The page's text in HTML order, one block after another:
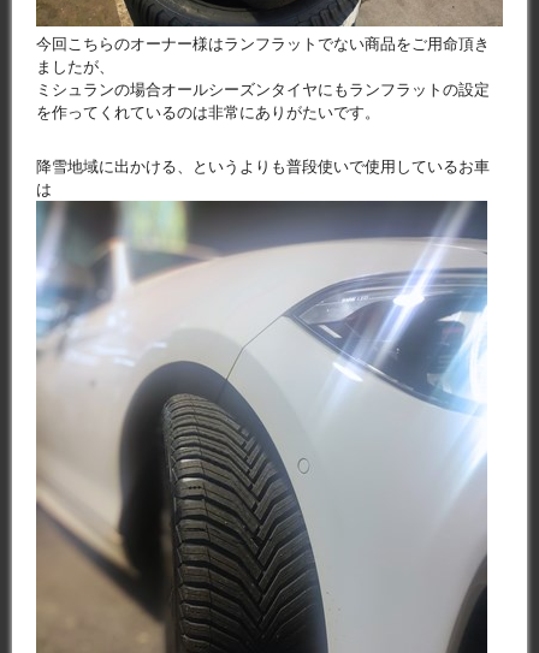
今回こちらのオーナー様はランフラットでない商品をご用命頂き
ましたが、
ミシュランの場合オールシーズンタイヤにもランフラットの設定
を作ってくれているのは非常にありがたいです。
降雪地域に出かける、というよりも普段使いで使用しているお車
は